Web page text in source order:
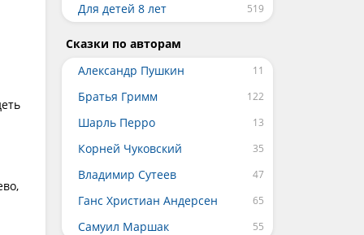
Для детей 8 лет
Сказки по авторам
Александр Пушкин
Братья Гримм
Шарль Перро
Корней Чуковский
Владимир Сутеев
Ганс Христиан Андерсен
Самуил Маршак